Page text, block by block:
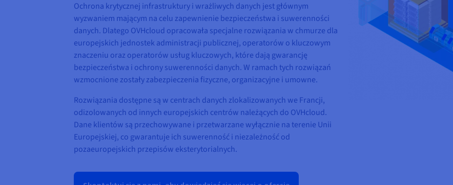
Ochrona krytycznej infrastruktury i wrażliwych danych jest głównym
wyzwaniem mającym na celu zapewnienie bezpieczeństwa i suwerenności
danych. Dlatego OVHcloud opracowała specjalne rozwiązania w chmurze dla
europejskich jednostek administracji publicznej, operatorów o kluczowym
znaczeniu oraz operatorów usług kluczowych, które dają gwarancję
bezpieczeństwa i ochrony suwerenności danych. W ramach tych rozwiązań
wzmocnione zostały zabezpieczenia fizyczne, organizacyjne i umowne.
Rozwiązania dostępne są w centrach danych zlokalizowanych we Francji,
odizolowanych od innych europejskich centrów należących do OVHcloud.
Dane klientów są przechowywane i przetwarzane wyłącznie na terenie Unii
Europejskiej, co gwarantuje ich suwerenność i niezależność od
pozaeuropejskich przepisów eksterytorialnych.